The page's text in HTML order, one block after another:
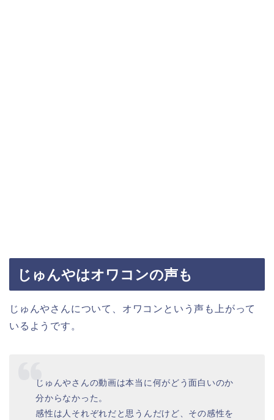
じゅんやはオワコンの声も
じゅんやさんについて、オワコンという声も上がって
いるようです。
じゅんやさんの動画は本当に何がどう面白いのか
分からなかった。
感性は人それぞれだと思うんだけど、その感性を